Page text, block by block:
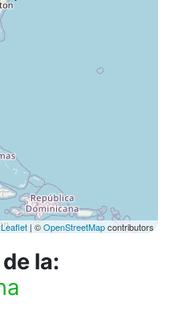
Leaflet | ©OpenStreetMapcontributors
la: